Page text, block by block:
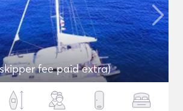
fee paid extra)